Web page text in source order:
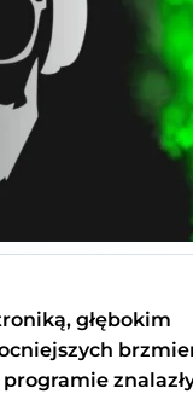
głębokim